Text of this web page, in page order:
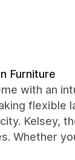
Furniture
with an
flexible
Kelsey,
Whether